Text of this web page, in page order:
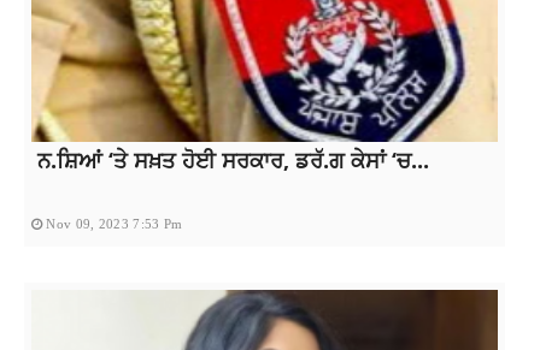
ਨ.ਸ਼ਿਆਂ ‘ਤੇ ਸਖ਼ਤ ਹੋਈ ਸਰਕਾਰ, ਡਰੱ.ਗ ਕੇਸਾਂ ‘ਚ...
Nov 09, 2023 7:53 Pm